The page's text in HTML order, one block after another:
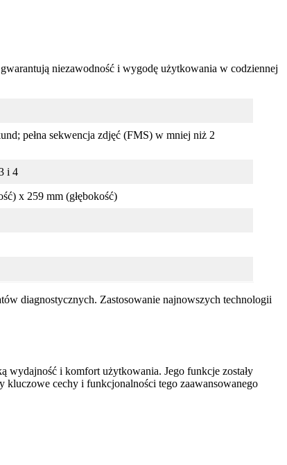
niezawodność i wygodę użytkowania w codziennej
pełna sekwencja zdjęć (FMS) w mniej niż 2
i 4
x 259 mm (głębokość)
diagnostycznych. Zastosowanie najnowszych technologii
wydajność i komfort użytkowania. Jego funkcje zostały
kluczowe cechy i funkcjonalności tego zaawansowanego